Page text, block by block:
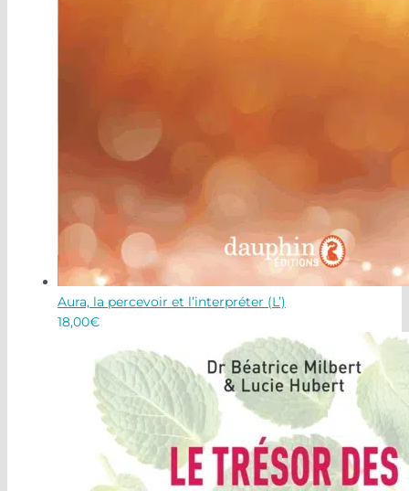
Aura, la percevoir et l’interpréter (L’)
18,00€